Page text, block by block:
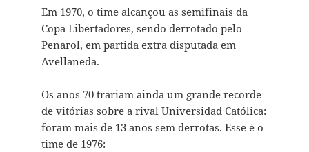
Em 1970, o time alcançou as semifinais da
Copa Libertadores, sendo derrotado pelo
Penarol, em partida extra disputada em
Avellaneda.
Os anos 70 trariam ainda um grande recorde
de vitórias sobre a rival Universidad Católica:
foram mais de 13 anos sem derrotas. Esse é o
time de 1976: